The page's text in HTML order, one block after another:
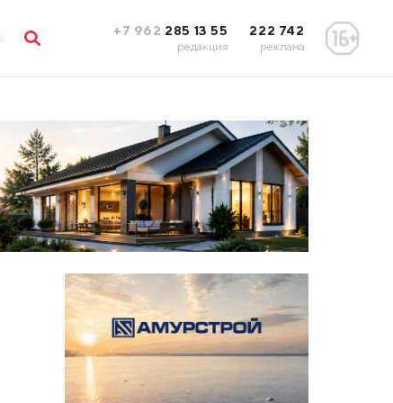
+7 962 285 13 55
редакция
222 742
реклама